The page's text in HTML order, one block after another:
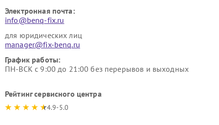
Электронная почта:
info@benq-fix.ru
для юридических лиц
manager@fix-benq.ru
График работы:
ПН-ВСК с 9:00 до 21:00 без перерывов и выходных
Рейтинг сервисного центра
4.9-5.0